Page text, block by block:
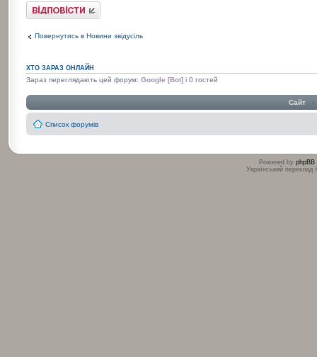
Відповісти
Повернутись в Новини звідусіль
ХТО ЗАРАЗ ОНЛАЙН
Зараз переглядають цей форум: Google [Bot]і 0 гостей
Сайт ‹
Список форумів
Powered by phpBB
Український